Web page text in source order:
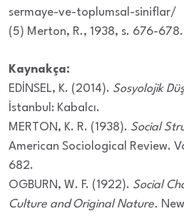
sermaye-ve-toplumsal-siniflar/
(5) Merton, R., 1938, s. 676-678.
Kaynakça:
EDİNSEL, K. (2014). Sosyolojik
İstanbul: Kabalcı.
MERTON, K. R. (1938). Social
American Sociological Review.
682.
OGBURN, W. F. (1922). Social
Culture and Original Nature.